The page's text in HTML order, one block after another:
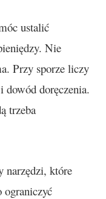
ustalić
Nie
Przy sporze liczy
dowód doręczenia.
trzeba
narzędzi, które
ograniczyć